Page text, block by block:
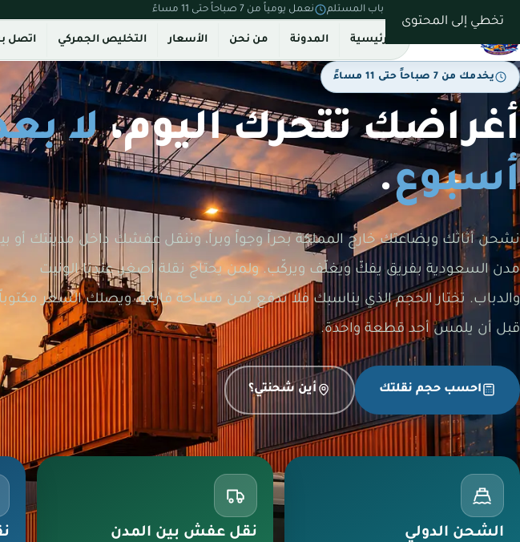
تخطي إلى المحتوى
نستلم من بيتك ونسلّم على باب المستلم نعمل يومياً من 7 صباحاً حتى 11 مساءً
الرئيسية المدونة من نحن الأسعار التخليص الجمركي اتصل
يخدمك من 7 صباحاً حتى 11 مساءً
أغراضك تتحرك اليوم،لا
أسبوع.
نشحن أثاثك وبضاعتك خارج المملكة بحراً وجواً وبراً، وننقل عفشك داخل مدينتك أو
مدن السعودية بفريق يفكّ ويغلّف ويركّب. ولمن يحتاج نقلة أصغر، عندنا الونيت
والدباب. تختار الحجم الذي يناسبك فلا تدفع ثمن مساحة فارغة، ويصلك السعر مكتوباً
قبل أن يلمس أحد قطعة واحدة.
احسب حجم نقلتك أين شحنتي؟
الشحن الدولي نقل عفش بين المدن